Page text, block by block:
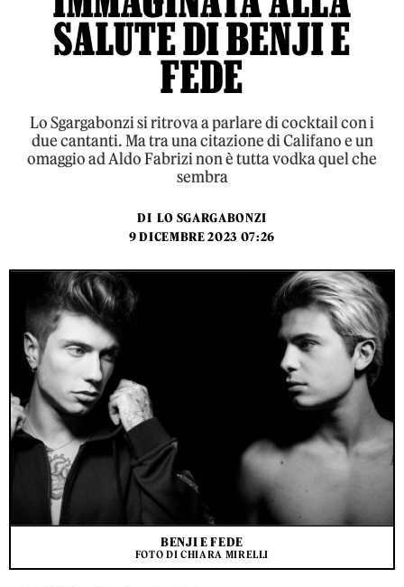
SALUTE DI BENJI E
FEDE
Lo Sgargabonzi si ritrova a parlare di cocktail con i
due cantanti. Ma tra una citazione di Califano e un
omaggio ad Aldo Fabrizi non è tutta vodka quel che
sembra
DI LO SGARGABONZI
9 DICEMBRE 2023 07:26
BENJI E FEDE
FOTO DI CHIARA MIRELLI